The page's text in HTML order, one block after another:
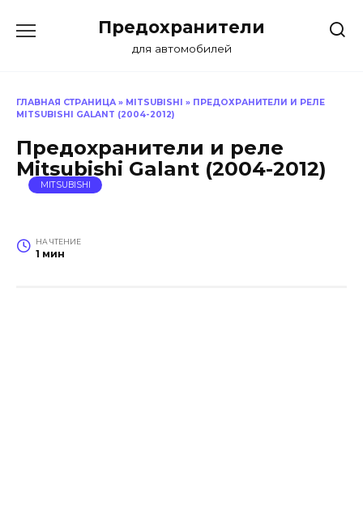
Предохранители
для автомобилей
ГЛАВНАЯ СТРАНИЦА » MITSUBISHI » ПРЕДОХРАНИТЕЛИ И РЕЛЕ
MITSUBISHI GALANT (2004-2012)
Предохранители и реле
Mitsubishi Galant (2004-2012)
MITSUBISHI
НА ЧТЕНИЕ
1 мин